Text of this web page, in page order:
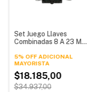
Set Juego Llaves
Combinadas 8 A 23 Mm
Piezas Alpina
5% OFF ADICIONAL
$18.185,00
$34.937,00